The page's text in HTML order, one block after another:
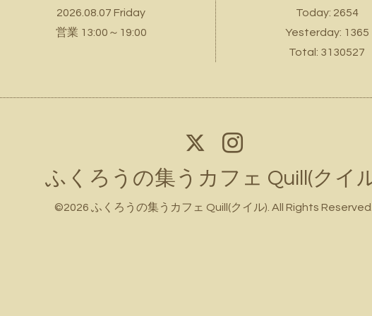
2026.08.07 Friday
営業 13:00～19:00
Today: 2654
Yesterday: 1365
Total: 3130527
ふくろうの集うカフェ Quill(クイ
©2026 ふくろうの集うカフェ Quill(クイル) . All Rights